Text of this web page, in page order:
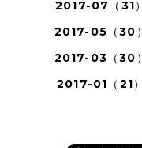
2017-07（31）
2017-05（30）
2017-03（30）
2017-01（21）